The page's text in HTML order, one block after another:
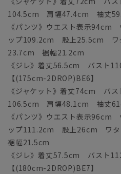
104.5cm 肩幅47.4cm 袖丈
《パンツ》ウエスト表示
ップ109.2cm 股上25.5cm ワ
23.7cm 裾幅21.2cm
《ジレ》着丈56.5cm バスト
【(175cm-2DROP)BE6】
《ジャケット》着丈74cm バ
106.5cm 肩幅48.1cm 袖丈
《パンツ》ウエスト表示
ップ111.2cm 股上26cm ワ
裾幅21.5cm
《ジレ》着丈57.5cm バスト
【(180cm-2DROP)BE7】